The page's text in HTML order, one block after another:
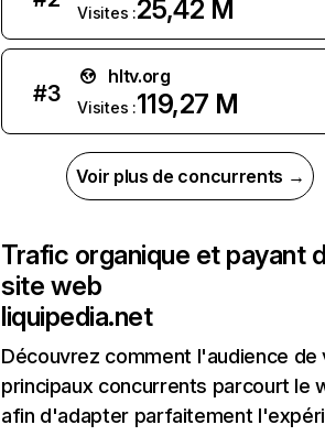
Visites :25,42 M
#3
hltv.org
Visites :119,27 M
Voir plus de concurrents →
Trafic organique et payant
site web
liquipedia.net
Découvrez comment l'audience de
principaux concurrents parcourt le
afin d'adapter parfaitement